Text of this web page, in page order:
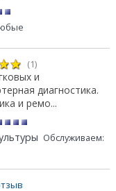
(1)
и
диагностика.
и ремо...
Обслуживаем: